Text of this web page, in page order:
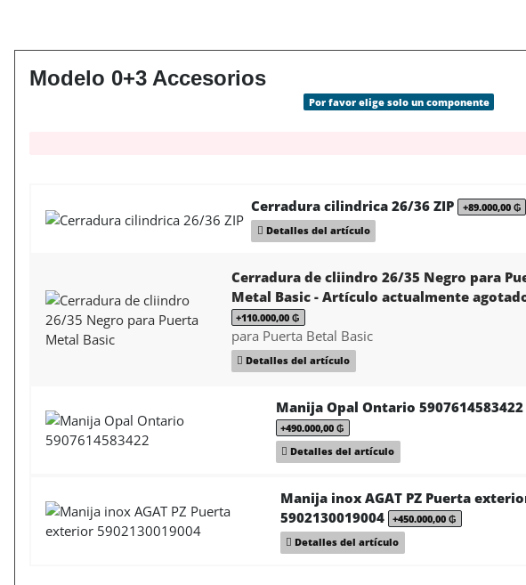
Modelo 0+3 Accesorios
Por favor elige solo un componente
Cerradura cilindrica 26/36 ZIP
+89.000,00 ₲
Detalles del artículo
Cerradura de cliindro 26/35 Negro para
Metal Basic - Artículo actualmente
+110.000,00 ₲
para Puerta Betal Basic
Detalles del artículo
Manija Opal Ontario 5907614583422
+490.000,00 ₲
Detalles del artículo
Manija inox AGAT PZ Puerta
5902130019004
+450.000,00 ₲
Detalles del artículo